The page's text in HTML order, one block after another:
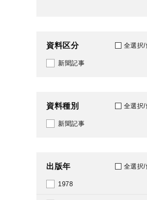
資料区分 全選択/
新聞記事
資料種別 全選択/
新聞記事
出版年 全選択/
1978